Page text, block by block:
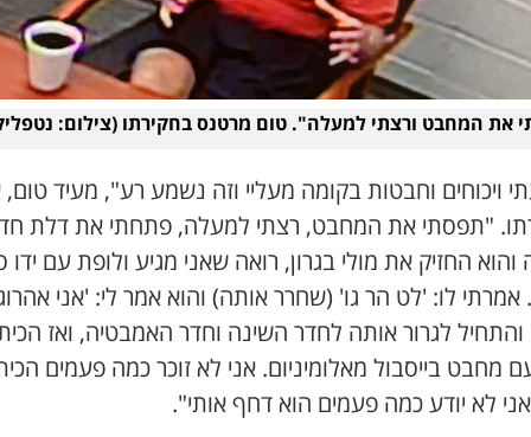
את המחבט ורצתי למעלה". טום מרטנס בחקירתו (צילום:
ויכוחים וחבטות בקומה מעליי וזה נשמע רע", מעיד טום,
"תפסתי את המחבט, רצתי למעלה, פתחתי את דלת
והוא החזיק את מולי בגרון, רואה שאני מגיע ולופת עם ידו
אמרתי לו: 'לט הר גו' (שחרר אותה) והוא אמר לי: 'אני
לגרור אותה לחדר השינה וחדר האמבטיה, ואז
מחבט בייסבול מאלומיניום. אני לא זוכר כמה פעמים
לא יודע כמה פעמים הוא דחף אותי".